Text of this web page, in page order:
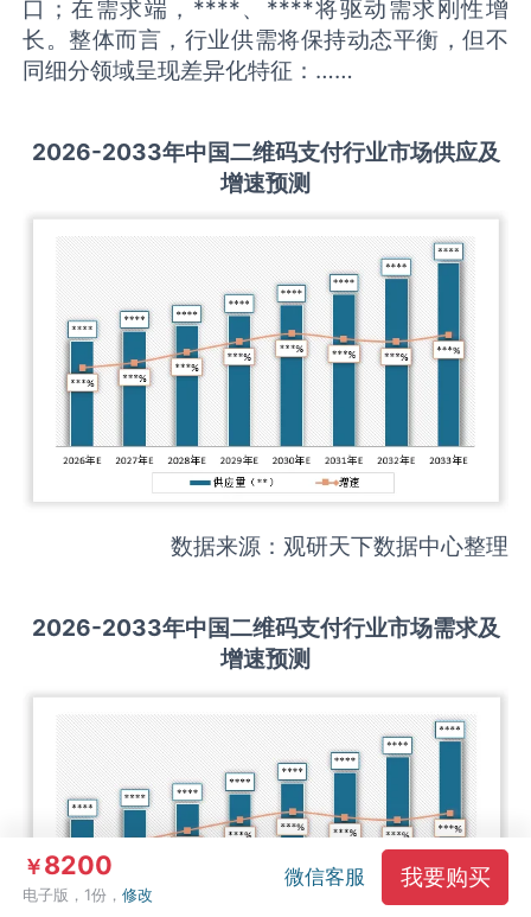
口；在需求端，****、****将驱动需求刚性增
长。整体而言，行业供需将保持动态平衡，但不
同细分领域呈现差异化特征：……
2026-2033年中国二维码支付行业市场供应及
增速预测
数据来源：观研天下数据中心整理
2026-2033年中国二维码支付行业市场需求及
增速预测
￥8200
电子版，1份，修改
微信客服 我要购买